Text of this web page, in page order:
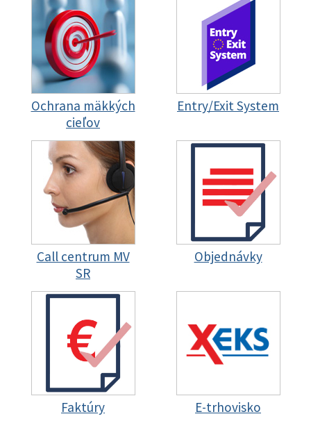
Ochrana mäkkých
cieľov
Entry/Exit System
Call centrum MV
SR
Objednávky
Faktúry E-trhovisko